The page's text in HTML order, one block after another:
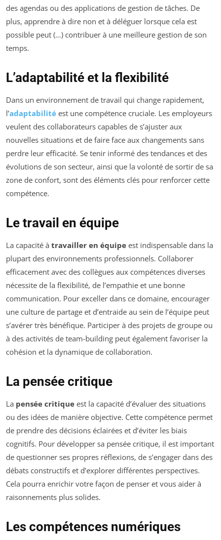
des agendas ou des applications de gestion de tâches. De
plus, apprendre à dire non et à déléguer lorsque cela est
possible peut (…) contribuer à une meilleure gestion de son
temps.
L’adaptabilité et la flexibilité
Dans un environnement de travail qui change rapidement,
l’adaptabilité est une compétence cruciale. Les employeurs
veulent des collaborateurs capables de s’ajuster aux
nouvelles situations et de faire face aux changements sans
perdre leur efficacité. Se tenir informé des tendances et des
évolutions de son secteur, ainsi que la volonté de sortir de sa
zone de confort, sont des éléments clés pour renforcer cette
compétence.
Le travail en équipe
La capacité à travailler en équipe est indispensable dans la
plupart des environnements professionnels. Collaborer
efficacement avec des collègues aux compétences diverses
nécessite de la flexibilité, de l’empathie et une bonne
communication. Pour exceller dans ce domaine, encourager
une culture de partage et d’entraide au sein de l’équipe peut
s’avérer très bénéfique. Participer à des projets de groupe ou
à des activités de team-building peut également favoriser la
cohésion et la dynamique de collaboration.
La pensée critique
La pensée critique est la capacité d’évaluer des situations
ou des idées de manière objective. Cette compétence permet
de prendre des décisions éclairées et d’éviter les biais
cognitifs. Pour développer sa pensée critique, il est important
de questionner ses propres réflexions, de s’engager dans des
débats constructifs et d’explorer différentes perspectives.
Cela pourra enrichir votre façon de penser et vous aider à
raisonnements plus solides.
Les compétences numériques